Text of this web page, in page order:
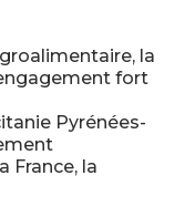
la
fort
Pyrénées-
France, la